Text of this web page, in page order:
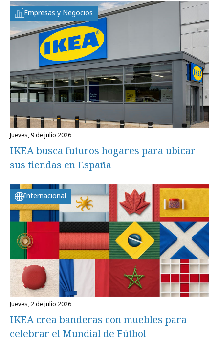
Empresas y Negocios
jueves, 9 de julio 2026
IKEA busca futuros hogares para ubicar
sus tiendas en España
Internacional
jueves, 2 de julio 2026
IKEA crea banderas con muebles para
celebrar el Mundial de Fútbol